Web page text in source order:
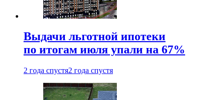
Выдачи льготной ипотеки
по итогам июля упали на 67%
2 года спустя2 года спустя